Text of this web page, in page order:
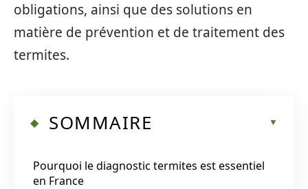
obligations, ainsi que des solutions en
matière de prévention et de traitement des
termites.
SOMMAIRE
Pourquoi le diagnostic termites est essentiel
en France